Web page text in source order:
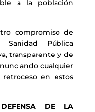
a la población
compromiso de
Pública
transparente y de
cualquier
en estos
DE LA